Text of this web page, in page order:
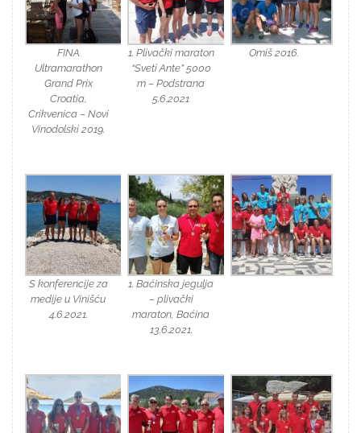
FINA
Ultramarathon
Grand Prix
Croatia,
Crikvenica – Novi
Vinodolski 2019.
1. Plivački maraton
“Sveti Ante” 5000
m – Podstrana
5.6.2021
Omiš 2016.
S konferencije za
medije u Vinišću
4.6.2021.
1. Baćinska jegulja
– plivački
maraton, Baćina
13.6.2021.